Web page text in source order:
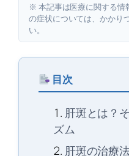
※ 本記事は医療に関する情
の症状については、かかり
い。
目次
肝斑とは？
ズム
肝斑の治療